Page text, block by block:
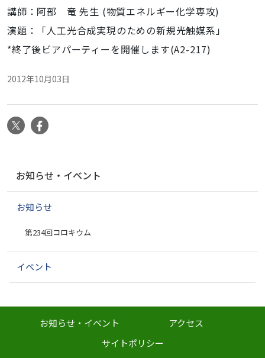
講師：阿部 竜 先生 (物質エネルギー化学専攻)
演題：「人工光合成実現のための新規光触媒系」
*終了後ビアパーティーを開催します(A2-217)
2012年10月03日
X
ゲ
ン
お知らせ・イベント
お知らせ
第234回コロキウム
イベント
お知らせ・イベント
アクセス
サイトポリシー